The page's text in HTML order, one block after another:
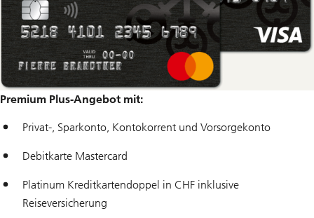
Premium Plus-Angebot mit:
Privat-, Sparkonto, Kontokorrent und Vorsorgekonto
Debitkarte Mastercard
Platinum Kreditkartendoppel in CHF inklusive
Reiseversicherung